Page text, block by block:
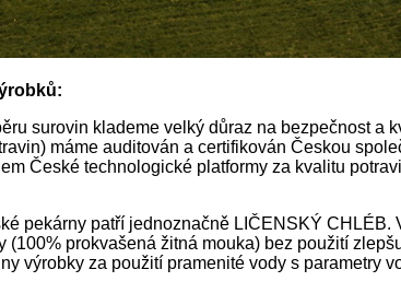
surovin klademe velký důraz na bezpečnost a
máme auditován a certifikován Českou
České technologické platformy za kvalitu
pekárny patří jednoznačně LIČENSKÝ CHLÉB.
(100% prokvašená žitná mouka) bez použití
výrobky za použití pramenité vody s parametry